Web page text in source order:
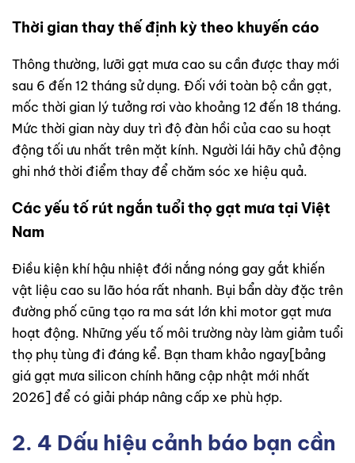
Thời gian thay thế định kỳ theo khuyến cáo
Thông thường, lưỡi gạt mưa cao su cần được thay mới
sau 6 đến 12 tháng sử dụng. Đối với toàn bộ cần gạt,
mốc thời gian lý tưởng rơi vào khoảng 12 đến 18 tháng.
Mức thời gian này duy trì độ đàn hồi của cao su hoạt
động tối ưu nhất trên mặt kính. Người lái hãy chủ động
ghi nhớ thời điểm thay để chăm sóc xe hiệu quả.
Các yếu tố rút ngắn tuổi thọ gạt mưa tại Việt
Nam
Điều kiện khí hậu nhiệt đới nắng nóng gay gắt khiến
vật liệu cao su lão hóa rất nhanh. Bụi bẩn dày đặc trên
đường phố cũng tạo ra ma sát lớn khi motor gạt mưa
hoạt động. Những yếu tố môi trường này làm giảm tuổi
thọ phụ tùng đi đáng kể. Bạn tham khảo ngay[bảng
giá gạt mưa silicon chính hãng cập nhật mới nhất
2026] để có giải pháp nâng cấp xe phù hợp.
2. 4 Dấu hiệu cảnh báo bạn cần